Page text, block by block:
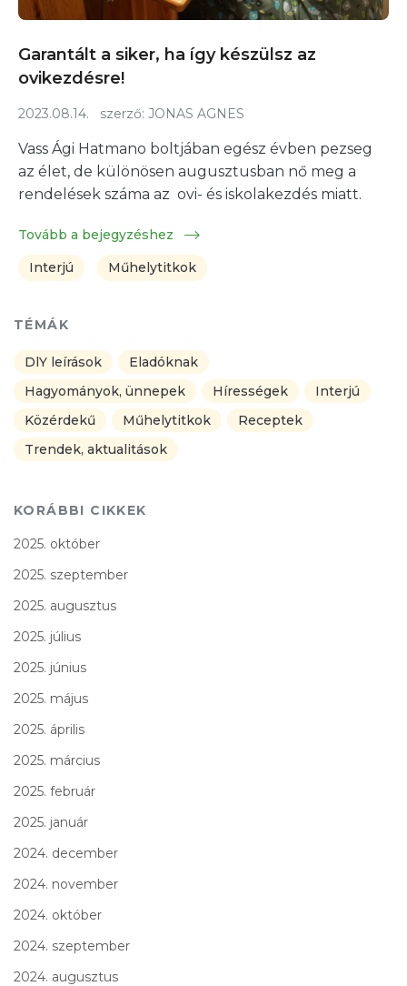
Garantált a siker, ha így készülsz az
ovikezdésre!
2023.08.14. szerző: JONAS AGNES
Vass Ági Hatmano boltjában egész évben pezseg
az élet, de különösen augusztusban nő meg a
rendelések száma az ovi- és iskolakezdés miatt.
Tovább a bejegyzéshez
Interjú
Műhelytitkok
TÉMÁK
DlY leírások
Eladóknak
Hagyományok, ünnepek
Hírességek
Interjú
Közérdekű
Műhelytitkok
Receptek
Trendek, aktualitások
KORÁBBI CIKKEK
2025. október
2025. szeptember
2025. augusztus
2025. július
2025. június
2025. május
2025. április
2025. március
2025. február
2025. január
2024. december
2024. november
2024. október
2024. szeptember
2024. augusztus